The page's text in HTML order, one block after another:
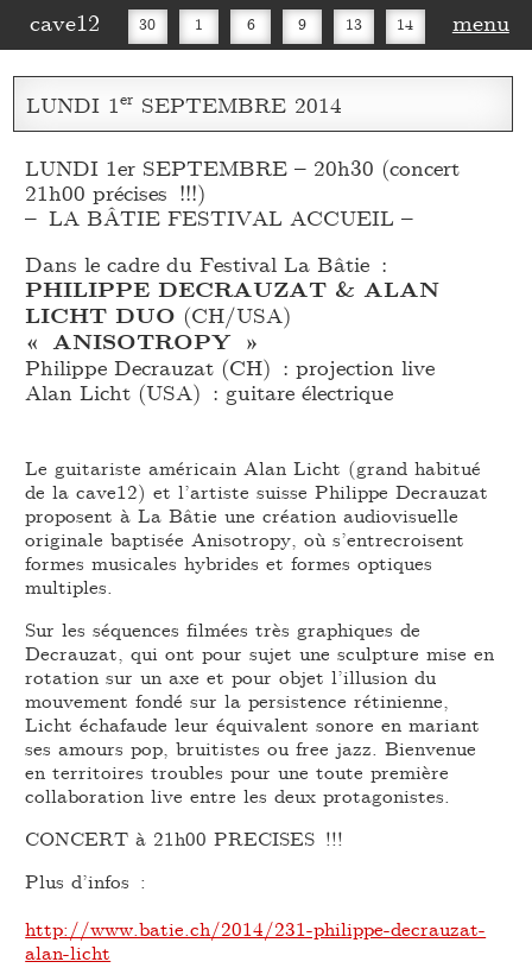
cave12 30 1 6 9 13 14
16 20 27 30
menu
LUNDI 1er SEPTEMBRE 2014
LUNDI 1er SEPTEMBRE – 20h30 (concert
21h00 précises !!!)
– LA BÂTIE FESTIVAL ACCUEIL –
Dans le cadre du Festival La Bâtie :
PHILIPPE DECRAUZAT & ALAN
LICHT DUO (CH/USA)
« ANISOTROPY »
Philippe Decrauzat (CH) : projection live
Alan Licht (USA) : guitare électrique
Le guitariste américain Alan Licht (grand habitué
de la cave12) et l’artiste suisse Philippe Decrauzat
proposent à La Bâtie une création audiovisuelle
originale baptisée Anisotropy, où s’entrecroisent
formes musicales hybrides et formes optiques
multiples.
Sur les séquences filmées très graphiques de
Decrauzat, qui ont pour sujet une sculpture mise en
rotation sur un axe et pour objet l’illusion du
mouvement fondé sur la persistence rétinienne,
Licht échafaude leur équivalent sonore en mariant
ses amours pop, bruitistes ou free jazz. Bienvenue
en territoires troubles pour une toute première
collaboration live entre les deux protagonistes.
CONCERT à 21h00 PRECISES !!!
Plus d’infos :
http://www.batie.ch/2014/231-philippe-decrauzat-
alan-licht